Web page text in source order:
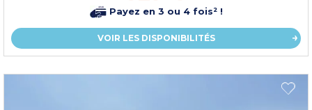
Payez en 3 ou 4 fois² !
VOIR LES DISPONIBILITÉS